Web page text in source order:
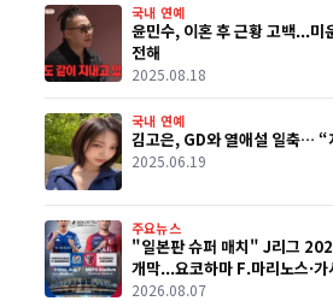
국내 연예
윤민수, 이혼 후 근황 고백...미
전해
2025.08.18
국내 연예
김고은, GD와 열애설 일축… “
2025.06.19
주요뉴스
"일본판 슈퍼 매치" J리그
개막...요코하마 F.마리노스·
2026.08.07